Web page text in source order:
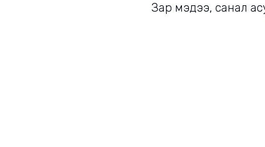
Зар мэдээ, санал